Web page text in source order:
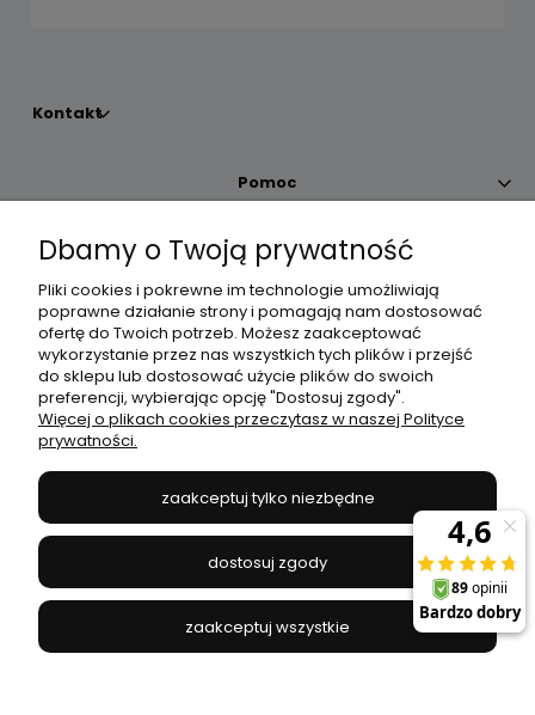
Kontakt
Pomoc
Moje konto
Płatności i dostawa
Informacje
JANEX
669-050-03-43
504 545 749//E-mail:sklep@janexmarket.pl
Dbamy o Twoją prywatność
Pliki cookies i pokrewne im technologie umożliwiają
poprawne działanie strony i pomagają nam dostosować
ofertę do Twoich potrzeb. Możesz zaakceptować
wykorzystanie przez nas wszystkich tych plików i przejść
do sklepu lub dostosować użycie plików do swoich
preferencji, wybierając opcję "Dostosuj zgody".
Więcej o plikach cookies przeczytasz w naszej Polityce
prywatności.
zaakceptuj tylko niezbędne
dostosuj zgody
zaakceptuj wszystkie